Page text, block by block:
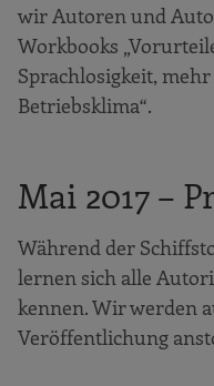
wir Autoren und
Workbooks
Sprachlosigkeit,
Betriebsklima“.
Mai 2017 –
Während der
lernen sich alle
kennen. Wir werden
Veröffentlichung